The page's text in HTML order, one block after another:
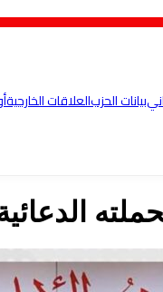
بيانات الحزبالعلاقات الخارجية
الدعائية